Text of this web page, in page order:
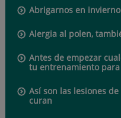
Abrigarnos en invierno
Alergia al polen,
Antes de empezar
tu entrenamiento
Así son las lesiones
curan